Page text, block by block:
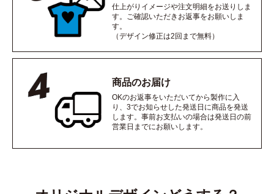
仕上がりイメージや注文明細をお送りしま
す。ご確認いただきお返事をお願いしま
す。
（デザイン修正は2回まで無料）
商品のお届け
OKのお返事をいただいてから製作に入
り、3でお知らせした発送日に商品を発送
します。事前お支払いの場合は発送日の前
営業日までにお願いします。